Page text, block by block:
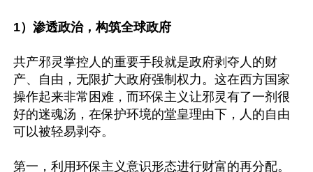
1）渗透政治，构筑全球政府
共产邪灵掌控人的重要手段就是政府剥夺人的财
产、自由，无限扩大政府强制权力。这在西方国家
操作起来非常困难，而环保主义让邪灵有了一剂很
好的迷魂汤，在保护环境的堂皇理由下，人的自由
可以被轻易剥夺。
第一，利用环保主义意识形态进行财富的再分配。